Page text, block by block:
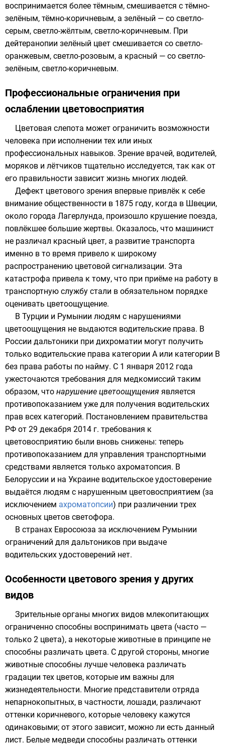
воспринимается более тёмным, смешивается с тёмно-
зелёным, тёмно-коричневым, а зелёный — со светло-
серым, светло-жёлтым, светло-коричневым. При
дейтеранопии зелёный цвет смешивается со светло-
оранжевым, светло-розовым, а красный — со светло-
зелёным, светло-коричневым.
Профессиональные ограничения при
ослаблении цветовосприятия
Цветовая слепота может ограничить возможности
человека при исполнении тех или иных
профессиональных навыков. Зрение врачей, водителей,
моряков и лётчиков тщательно исследуется, так как от
его правильности зависит жизнь многих людей.
Дефект цветового зрения впервые привлёк к себе
внимание общественности в 1875 году, когда в Швеции,
около города Лагерлунда, произошло крушение поезда,
повлёкшее большие жертвы. Оказалось, что машинист
не различал красный цвет, а развитие транспорта
именно в то время привело к широкому
распространению цветовой сигнализации. Эта
катастрофа привела к тому, что при приёме на работу в
транспортную службу стали в обязательном порядке
оценивать цветоощущение.
В Турции и Румынии людям с нарушениями
цветоощущения не выдаются водительские права. В
России дальтоники при дихроматии могут получить
только водительские права категории A или категории B
без права работы по найму. C 1 января 2012 года
ужесточаются требования для медкомиссий таким
образом, что нарушение цветоощущения является
противопоказанием уже для получения водительских
прав всех категорий. Постановлением правительства
РФ от 29 декабря 2014 г. требования к
цветовосприятию были вновь снижены: теперь
противопоказанием для управления транспортными
средствами является только ахроматопсия. В
Белоруссии и на Украине водительское удостоверение
выдаётся людям с нарушенным цветовосприятием (за
исключением ахроматопсии) при различении трех
основных цветов светофора.
В странах Евросоюза за исключением Румынии
ограничений для дальтоников при выдаче
водительских удостоверений нет.
Особенности цветового зрения у других
видов
Зрительные органы многих видов млекопитающих
ограниченно способны воспринимать цвета (часто —
только 2 цвета), а некоторые животные в принципе не
способны различать цвета. С другой стороны, многие
животные способны лучше человека различать
градации тех цветов, которые им важны для
жизнедеятельности. Многие представители отряда
непарнокопытных, в частности, лошади, различают
оттенки коричневого, которые человеку кажутся
одинаковыми; от этого зависит, можно ли есть данный
лист. Белые медведи способны различать оттенки